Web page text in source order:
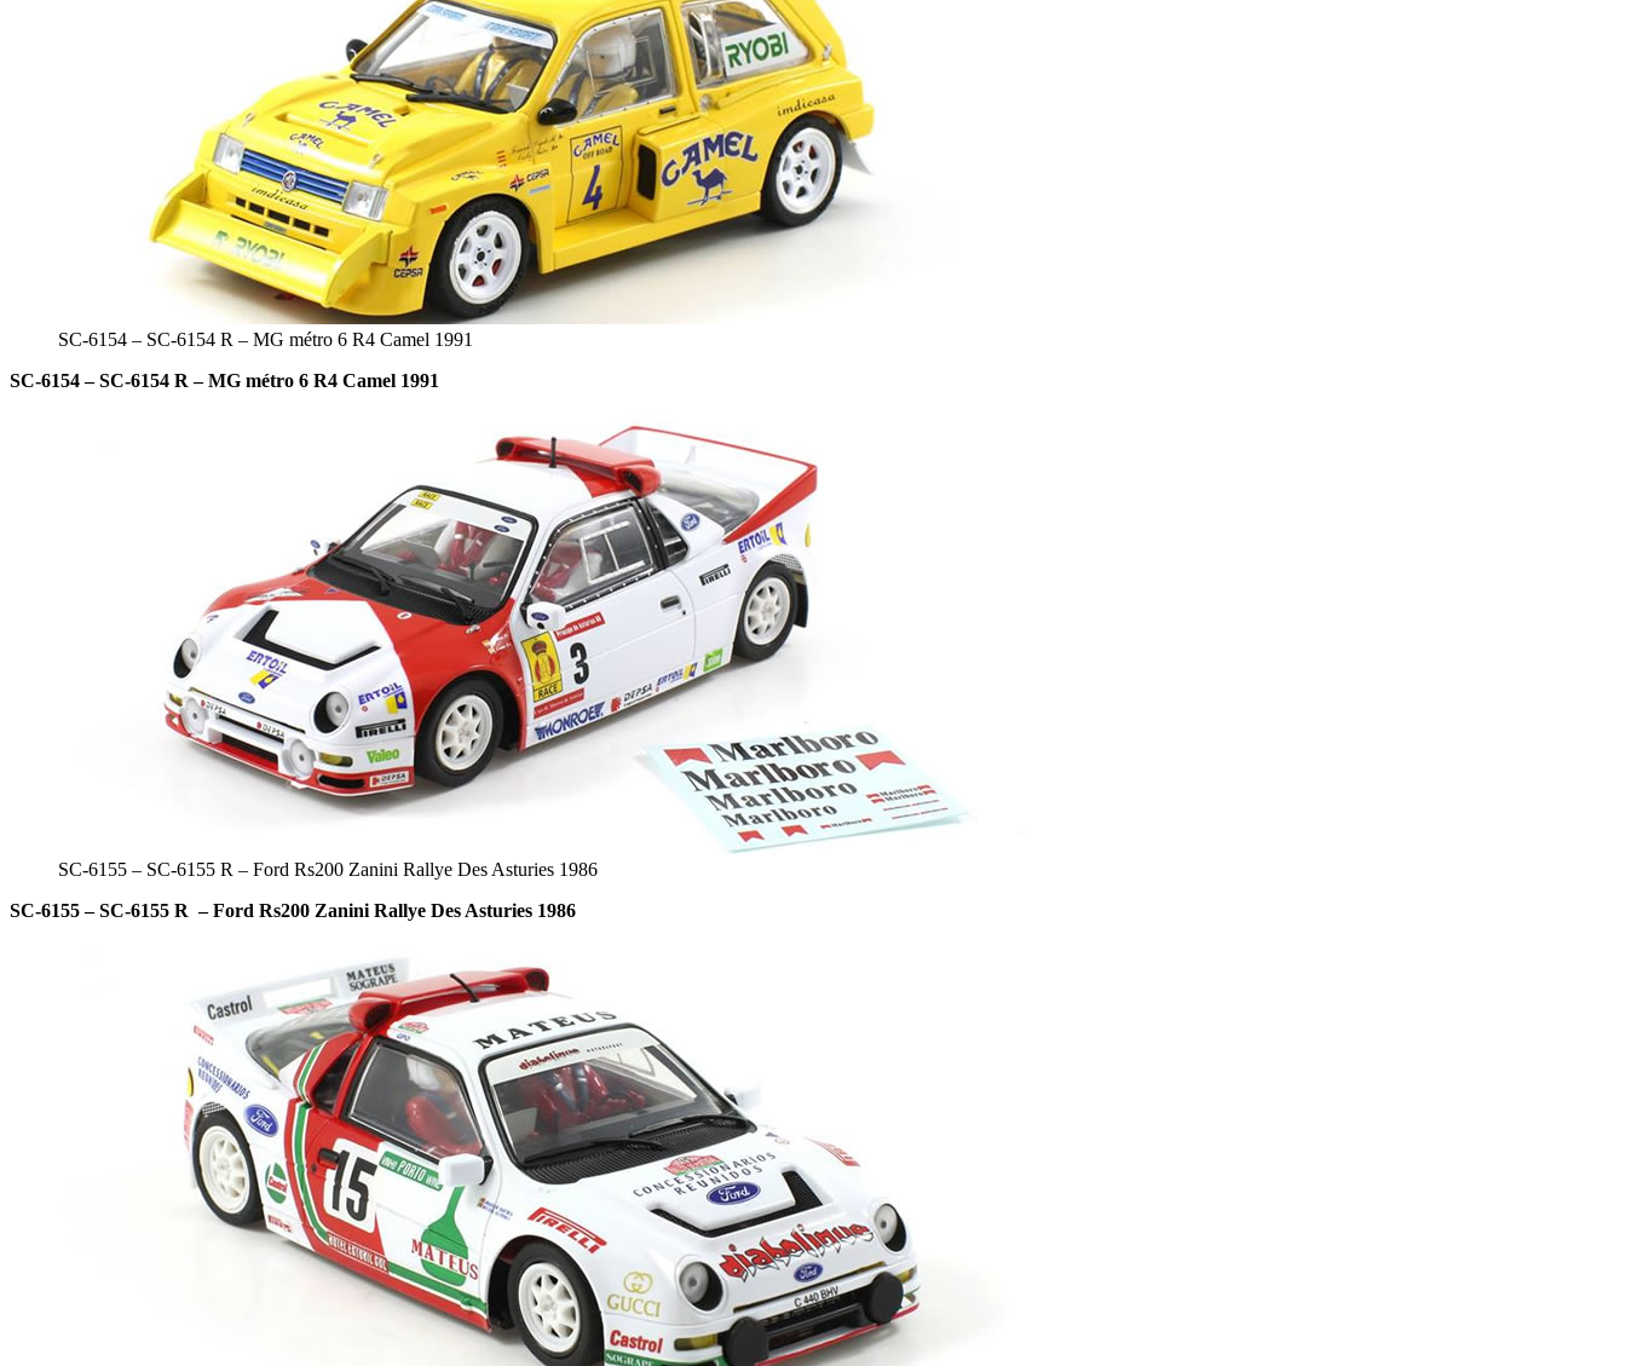
SC-6154 – SC-6154 R – MG métro 6 R4 Camel 1991
SC-6154 – SC-6154 R – MG métro 6 R4 Camel 1991
SC-6155 – SC-6155 R – Ford Rs200 Zanini Rallye Des Asturies 1986
SC-6155 – SC-6155 R – Ford Rs200 Zanini Rallye Des Asturies 1986